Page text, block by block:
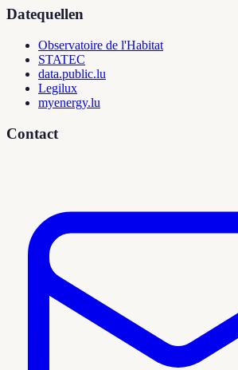
Datequellen
Observatoire de l'Habitat
STATEC
data.public.lu
Legilux
myenergy.lu
Contact